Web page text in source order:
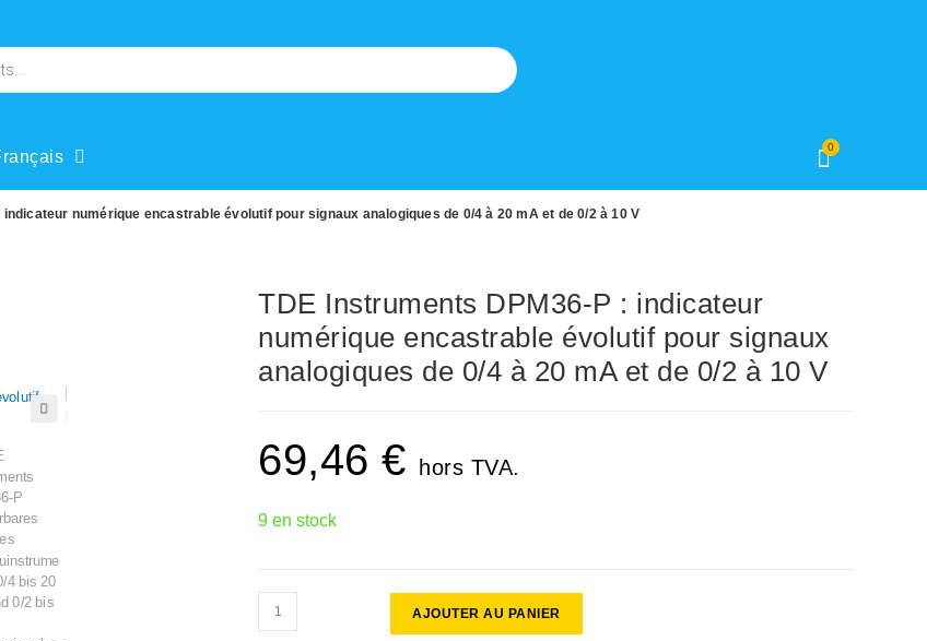
0
numérique encastrable évolutif pour signaux analogiques de 0/4 à 20 mA et de 0/2 à 10 V
TDE Instruments DPM36-P : indicateur
numérique encastrable évolutif pour signaux
analogiques de 0/4 à 20 mA et de 0/2 à 10 V
69,46€ hors TVA.
9 en stock
AJOUTER AU PANIER